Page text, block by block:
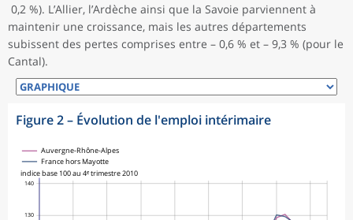
0,2 %). L’Allier, l’Ardèche ainsi que la Savoie parviennent à
maintenir une croissance, mais les autres départements
subissent des pertes comprises entre – 0,6 % et – 9,3 % (pour le
Cantal).
Figure 2– Évolution de l'emploi intérimaire
130
140
indice base 100 au 4ᵉ trimestre 2010
Auvergne-Rhône-Alpes
France hors Mayotte